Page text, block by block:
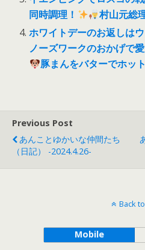
同時調理！
村山元総
ホワイトデーのお返しは
ノーズワークのおかげで
豚まんをバターでホッ
Previous Post
あんことゆかいな仲間たち
（日記） -2024.4.26-
Back
Mobile